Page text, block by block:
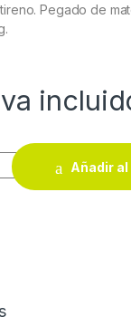
Pegado de
Ceys
Añadir